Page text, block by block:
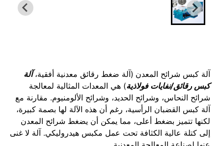
آلة كبس شرائح المعدن (آلة ضغط رقائق معدنية أفقية،آلة
كبس رقائق/نفايات فولاذية) هي المعدات المثالية لمعالجة
شرائح النحاس، وشرائح الحديد، وشرائح الألومنيوم. مقارنة مع
آلة كبس القضبان الرأسية، رغم أن هذه الآلة لها بصمة كبيرة،
لكنها تتميز بضغط أعلى، مما يمكن أن يضغط شرائح المعدن
إلى كتلة عالية الكثافة تحت عمل مكبس هيدروليكي. آلة لا غنى